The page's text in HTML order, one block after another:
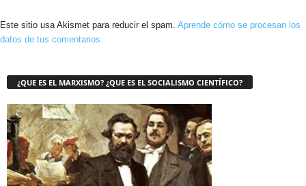
Este sitio usa Akismet para reducir el spam. Aprende cómo se procesan los
datos de tus comentarios.
¿QUE ES EL MARXISMO? ¿QUE ES EL SOCIALISMO CIENTÍFICO?